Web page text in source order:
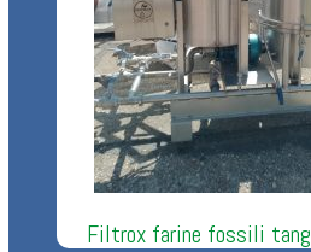
Filtrox farine fossili